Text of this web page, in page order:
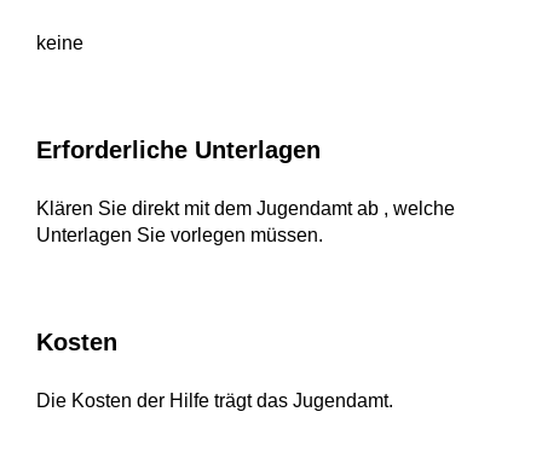
keine
Erforderliche Unterlagen
Klären Sie direkt mit dem Jugendamt ab , welche
Unterlagen Sie vorlegen müssen.
Kosten
Die Kosten der Hilfe trägt das Jugendamt.